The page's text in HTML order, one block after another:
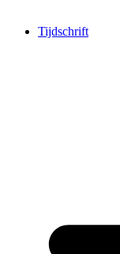
Tijdschrift